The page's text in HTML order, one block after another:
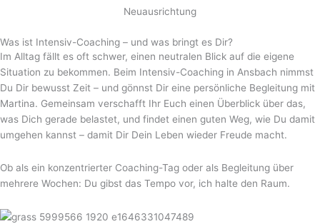
Neuausrichtung
Was ist Intensiv-Coaching – und was bringt es Dir?
Im Alltag fällt es oft schwer, einen neutralen Blick auf die eigene
Situation zu bekommen. Beim Intensiv-Coaching in Ansbach nimmst
Du Dir bewusst Zeit – und gönnst Dir eine persönliche Begleitung mit
Martina. Gemeinsam verschafft Ihr Euch einen Überblick über das,
was Dich gerade belastet, und findet einen guten Weg, wie Du damit
umgehen kannst – damit Dir Dein Leben wieder Freude macht.
Ob als ein konzentrierter Coaching-Tag oder als Begleitung über
mehrere Wochen: Du gibst das Tempo vor, ich halte den Raum.